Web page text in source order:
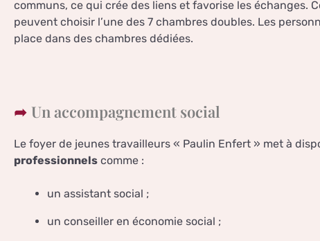
communs, ce qui crée des liens et favorise les échanges.
peuvent choisir l’une des 7 chambres doubles. Les
place dans des chambres dédiées.
Un accompagnement social
Le foyer de jeunes travailleurs « Paulin Enfert » met à
professionnels comme :
un assistant social ;
un conseiller en économie social ;